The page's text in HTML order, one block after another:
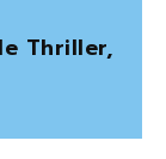
Thriller,